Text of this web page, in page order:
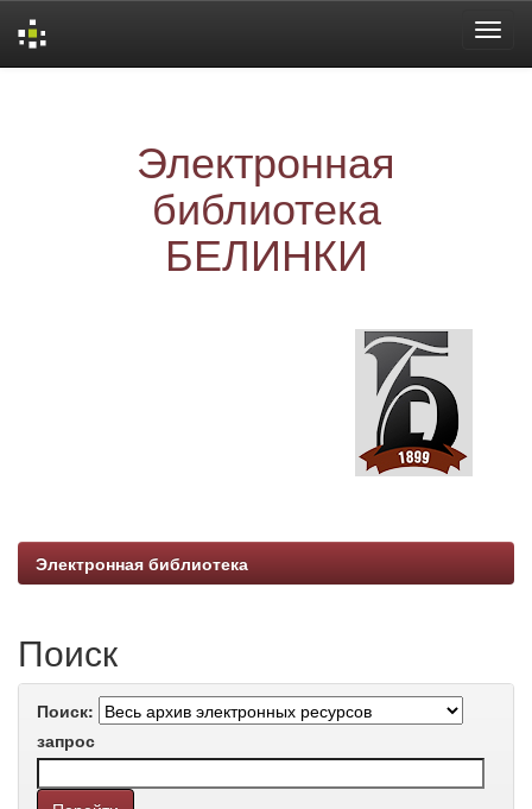
Электронная
библиотека
БЕЛИНКИ
Электронная библиотека
Поиск
Поиск:
запрос